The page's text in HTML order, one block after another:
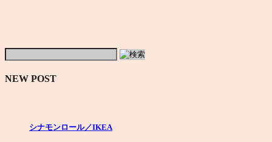
NEW POST
シナモンロール／IKEA